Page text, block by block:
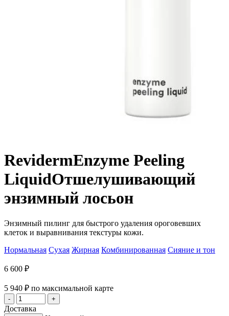
RevidermEnzyme Peeling
LiquidОтшелушивающий
энзимный лосьон
Энзимный пилинг для быстрого удаления ороговевших
клеток и выравнивания текстуры кожи.
Нормальная Сухая Жирная Комбинированная Сияние и тон
6 600 ₽
5 940 ₽ по максимальной карте
Доставка